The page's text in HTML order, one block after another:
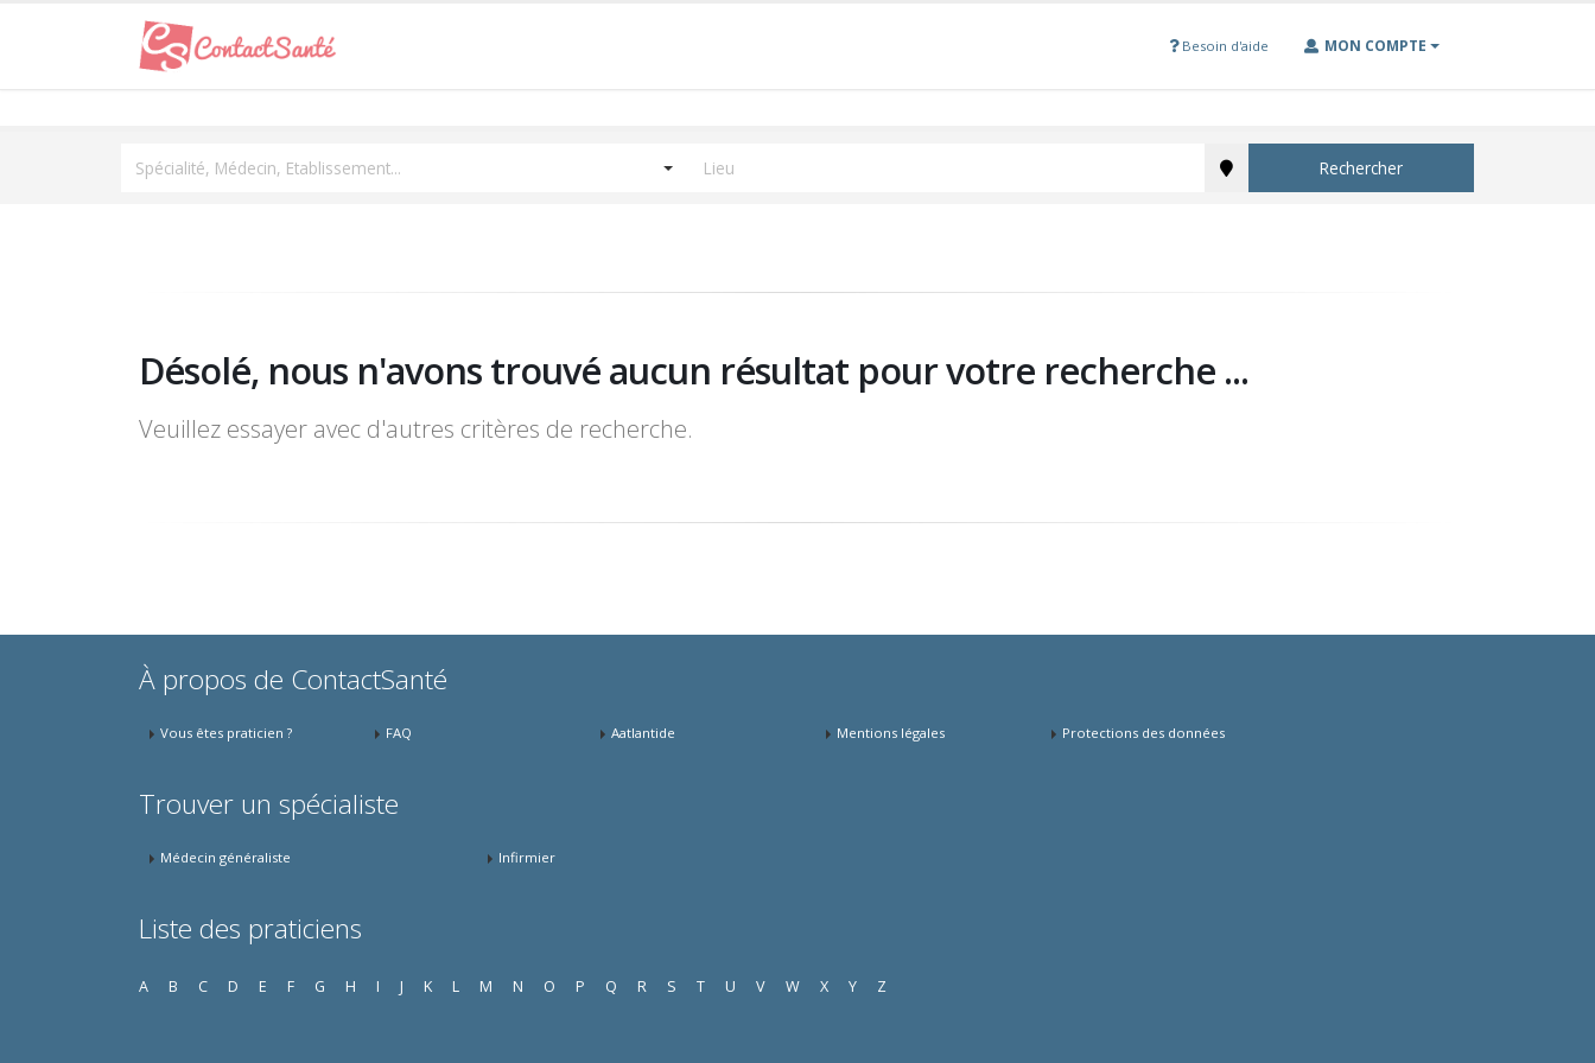
Besoin d'aide MON COMPTE
Spécialité, Médecin, Etablissement... Rechercher
Désolé, nous n'avons trouvé aucun résultat pour votre recherche ...
Veuillez essayer avec d'autres critères de recherche.
À propos de ContactSanté
Vous êtes praticien ? FAQ Aatlantide Mentions légales Protections des données
Trouver un spécialiste
Médecin généraliste Infirmier
Liste des praticiens
A B C D E F G H I J K L M N O P Q R S T U V W X Y Z